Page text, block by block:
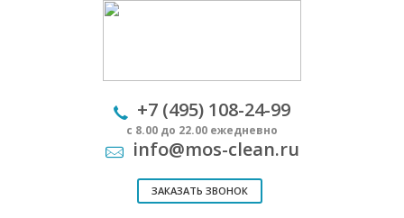
+7 (495) 108-24-99
с 8.00 до 22.00 ежедневно
info@mos-clean.ru
ЗАКАЗАТЬ ЗВОНОК